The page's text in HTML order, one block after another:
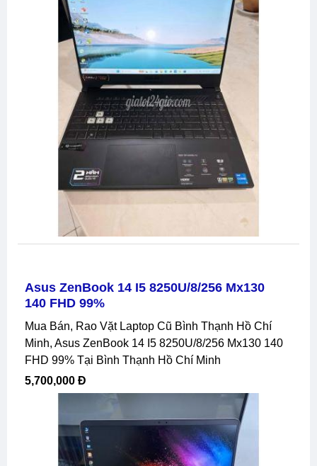
Asus ZenBook 14 I5 8250U/8/256 Mx130
140 FHD 99%
Mua Bán, Rao Vặt Laptop Cũ Bình Thạnh Hồ Chí
Minh, Asus ZenBook 14 I5 8250U/8/256 Mx130 140
FHD 99% Tại Bình Thạnh Hồ Chí Minh
5,700,000 Đ